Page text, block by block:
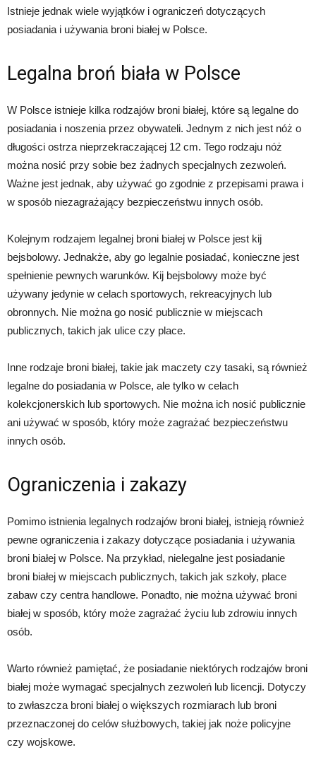
Istnieje jednak wiele wyjątków i ograniczeń dotyczących
posiadania i używania broni białej w Polsce.
Legalna broń biała w Polsce
W Polsce istnieje kilka rodzajów broni białej, które są legalne do
posiadania i noszenia przez obywateli. Jednym z nich jest nóż o
długości ostrza nieprzekraczającej 12 cm. Tego rodzaju nóż
można nosić przy sobie bez żadnych specjalnych zezwoleń.
Ważne jest jednak, aby używać go zgodnie z przepisami prawa i
w sposób niezagrażający bezpieczeństwu innych osób.
Kolejnym rodzajem legalnej broni białej w Polsce jest kij
bejsbolowy. Jednakże, aby go legalnie posiadać, konieczne jest
spełnienie pewnych warunków. Kij bejsbolowy może być
używany jedynie w celach sportowych, rekreacyjnych lub
obronnych. Nie można go nosić publicznie w miejscach
publicznych, takich jak ulice czy place.
Inne rodzaje broni białej, takie jak maczety czy tasaki, są również
legalne do posiadania w Polsce, ale tylko w celach
kolekcjonerskich lub sportowych. Nie można ich nosić publicznie
ani używać w sposób, który może zagrażać bezpieczeństwu
innych osób.
Ograniczenia i zakazy
Pomimo istnienia legalnych rodzajów broni białej, istnieją również
pewne ograniczenia i zakazy dotyczące posiadania i używania
broni białej w Polsce. Na przykład, nielegalne jest posiadanie
broni białej w miejscach publicznych, takich jak szkoły, place
zabaw czy centra handlowe. Ponadto, nie można używać broni
białej w sposób, który może zagrażać życiu lub zdrowiu innych
osób.
Warto również pamiętać, że posiadanie niektórych rodzajów broni
białej może wymagać specjalnych zezwoleń lub licencji. Dotyczy
to zwłaszcza broni białej o większych rozmiarach lub broni
przeznaczonej do celów służbowych, takiej jak noże policyjne
czy wojskowe.